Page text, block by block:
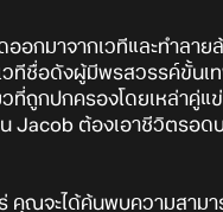
อกมาจากเวทีและทำลายล้
ทีชื่อดังผู้มีพรสวรรค์ขั้นเ
ถูกปกครองโดยเหล่าคู่แ
ต้องเอาชีวิตรอด
คุณจะได้ค้นพบความสาม